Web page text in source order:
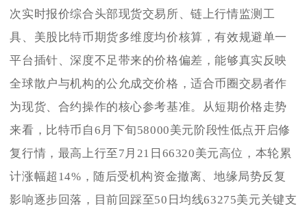
次实时报价综合头部现货交易所、链上行情监测工
具、美股比特币期货多维度均价核算，有效规避单一
平台插针、深度不足带来的价格偏差，能够真实反映
全球散户与机构的公允成交价格，适合币圈交易者作
为现货、合约操作的核心参考基准。从短期价格走势
来看，比特币自6月下旬58000美元阶段性低点开启修
复行情，最高上行至7月21日66320美元高位，本轮累
计涨幅超14%，随后受机构资金撤离、地缘局势反复
影响逐步回落，目前回踩至50日均线63275美元关键支